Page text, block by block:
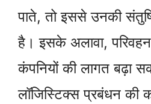
पाते, तो इससे उनकी
है। इसके अलावा,
कंपनियों की लागत बढ़ा
लॉजिस्टिक्स प्रबंधन की